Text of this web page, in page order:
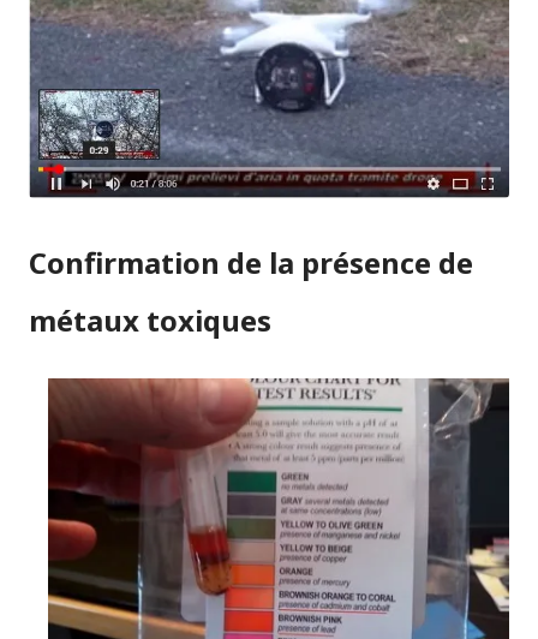
Confirmation de la présence de
métaux toxiques